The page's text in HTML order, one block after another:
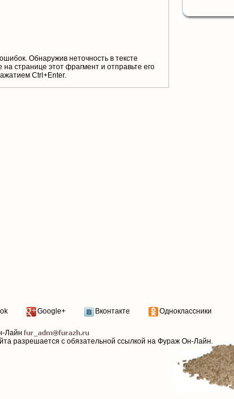
Обнаружив неточность в тексте
странице этот фрагмент и отправьте его
Ctrl+Enter.
Google+ Вконтакте Одноклассники
Лайн
разрешается с обязательной ссылкой на Фураж Он-Лайн.